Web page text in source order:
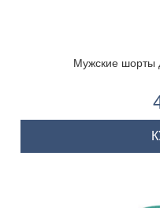
Мужские шорты